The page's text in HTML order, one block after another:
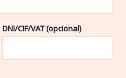
DNI/CIF/VAT(opcional)